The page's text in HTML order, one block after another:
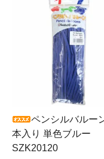
ペンシルバルー
本入り 単色ブルー
SZK20120